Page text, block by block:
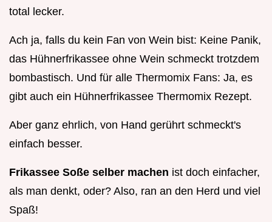
total lecker.
Ach ja, falls du kein Fan von Wein bist: Keine Panik,
das Hühnerfrikassee ohne Wein schmeckt trotzdem
bombastisch. Und für alle Thermomix Fans: Ja, es
gibt auch ein Hühnerfrikassee Thermomix Rezept.
Aber ganz ehrlich, von Hand gerührt schmeckt's
einfach besser.
Frikassee Soße selber machen ist doch einfacher,
als man denkt, oder? Also, ran an den Herd und viel
Spaß!